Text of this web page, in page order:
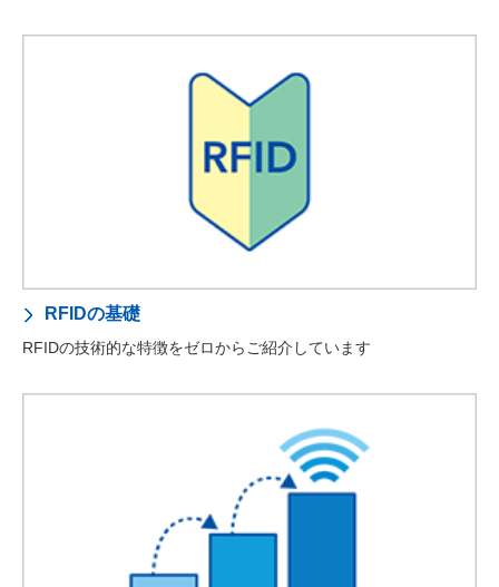
RFIDの基礎
RFIDの技術的な特徴をゼロからご紹介しています